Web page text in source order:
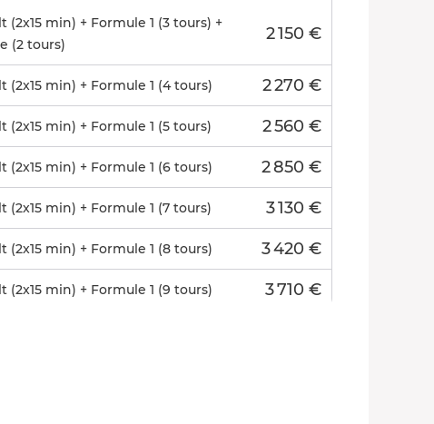
min) + Formule 1 (3 tours) +
(2 tours)
2 150 €
min) + Formule 1 (4 tours) 2 270 €
min) + Formule 1 (5 tours) 2 560 €
min) + Formule 1 (6 tours) 2 850 €
min) + Formule 1 (7 tours) 3 130 €
min) + Formule 1 (8 tours) 3 420 €
min) + Formule 1 (9 tours) 3 710 €